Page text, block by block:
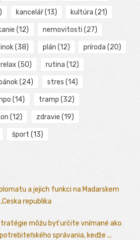
kancelář(13) kultúra (21)
(12) nemovitosti (27)
(38) plán (12) príroda (20)
relax (50) rutina (12)
(24) stres (14)
(14) tramp (32)
(12) zdravie (19)
šport (13)
a jejich funkci na Madarskem
republika
môžu byť určite vnímané ako
správania, keďže ...